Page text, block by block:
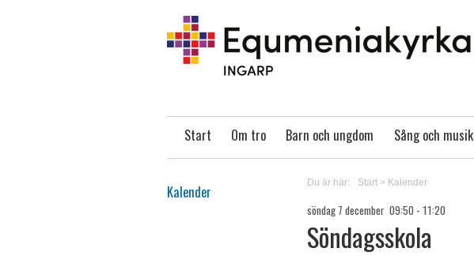
Start Om tro Barn och ungdom Sång och musik
Kalender Du är här: Start> Kalender
söndag 7 december 09:50 - 11:20
Söndagsskola